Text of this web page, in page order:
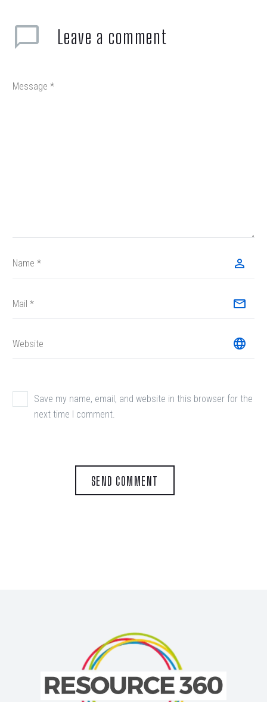
Leave a comment
Save my name, email, and website in this browser for the
next time I comment.
SEND COMMENT